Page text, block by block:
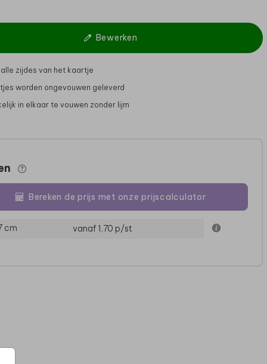
Bewerken
zijdes van het kaartje
worden ongevouwen geleverd
in elkaar te vouwen zonder lijm
Bereken de prijs met onze prijscalculator
cm vanaf 1,70 p/st